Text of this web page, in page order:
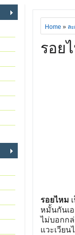
Home » ล
รอย
รอยไหม
หมั้นกันเ
ไม่บอกกล่
แวะเวีย